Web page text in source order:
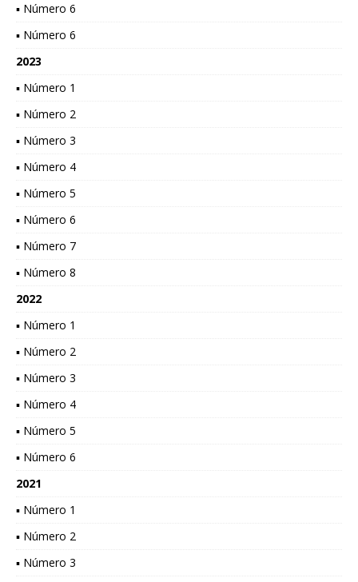
▪ Número 6
▪ Número 6
2023
▪ Número 1
▪ Número 2
▪ Número 3
▪ Número 4
▪ Número 5
▪ Número 6
▪ Número 7
▪ Número 8
2022
▪ Número 1
▪ Número 2
▪ Número 3
▪ Número 4
▪ Número 5
▪ Número 6
2021
▪ Número 1
▪ Número 2
▪ Número 3